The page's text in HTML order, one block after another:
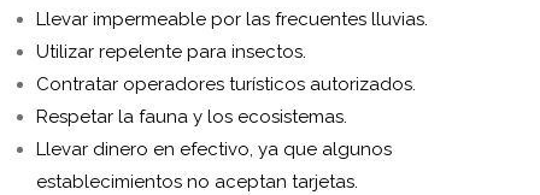
Llevar impermeable por las frecuentes lluvias.
Utilizar repelente para insectos.
Contratar operadores turísticos autorizados.
Respetar la fauna y los ecosistemas.
Llevar dinero en efectivo, ya que algunos
establecimientos no aceptan tarjetas.